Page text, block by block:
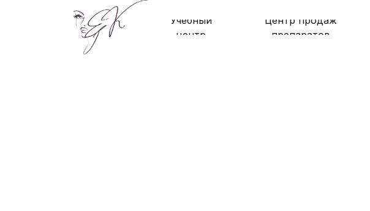
Учебный
центр
Центр продаж
препаратов